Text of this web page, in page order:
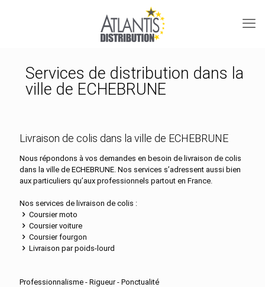
Services de distribution dans la
ville de ECHEBRUNE
Livraison de colis dans la ville de ECHEBRUNE
Nous répondons à vos demandes en besoin de livraison de colis
dans la ville de ECHEBRUNE. Nos services s’adressent aussi bien
aux particuliers qu’aux professionnels partout en France.
Nos services de livraison de colis :
Coursier moto
Coursier voiture
Coursier fourgon
Livraison par poids-lourd
Professionnalisme - Rigueur - Ponctualité